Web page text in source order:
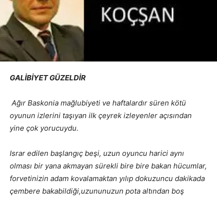
GALİBİYET GÜZELDİR
Ağır Baskonia mağlubiyeti ve haftalardır süren kötü
oyunun izlerini taşıyan ilk çeyrek izleyenler açısından
yine çok yorucuydu.
Israr edilen başlangıç beşi, uzun oyuncu harici aynı
olması bir yana akmayan sürekli bire bire bakan hücumlar,
forvetinizin adam kovalamaktan yılıp dokuzuncu dakikada
çembere bakabildiği,uzununuzun pota altından boş